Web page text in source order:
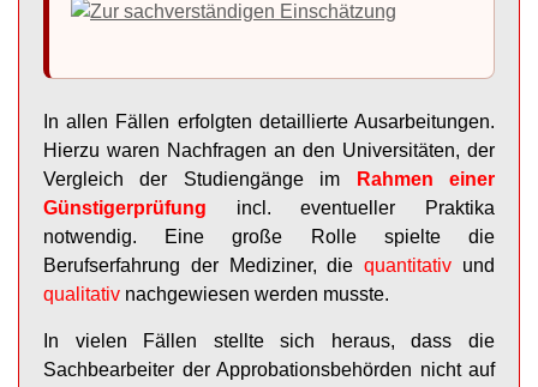
In allen Fällen erfolgten detaillierte Ausarbeitungen.
Hierzu waren Nachfragen an den Universitäten, der
Vergleich der Studiengänge im
Rahmen einer
Günstigerprüfung incl. eventueller Praktika
notwendig. Eine große Rolle spielte die
Berufserfahrung der Mediziner, diequantitativ und
qualitativ nachgewiesen werden musste.
In vielen Fällen stellte sich heraus, dass die
Sachbearbeiter der Approbationsbehörden nicht auf